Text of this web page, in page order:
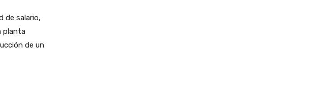
de salario,
planta
de un